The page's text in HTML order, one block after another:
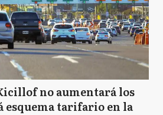
no aumentará los
esquema tarifario en la